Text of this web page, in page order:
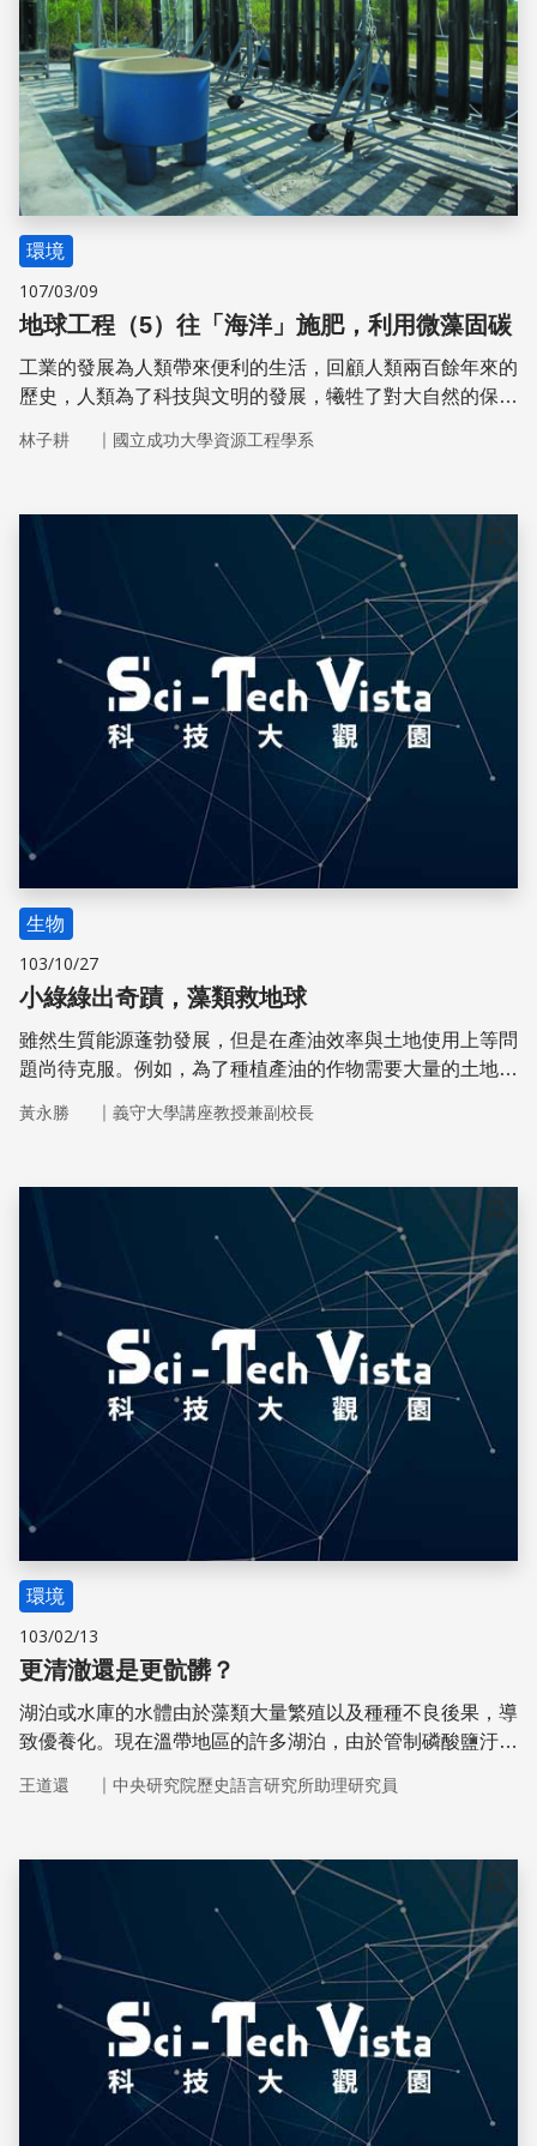
環境
107/03/09
地球工程（5）往「海洋」施肥，利用微藻固碳
工業的發展為人類帶來便利的生活，回顧人類兩百餘年來的
歷史，人類為了科技與文明的發展，犧牲了對大自然的保
利，排放大量的二氧化碳進入大氣層中，造成了全球暖化。
物，包括人類的生存。同時，異常的大氣溫度也帶來了極端
氣候的災害，暴雨、旱災、森林大火接踵而至，對人民的生
命財產安全產生重大危害。目前，世界各國都致力於減少碳
排放，希望能夠挽救岌岌可危的地球。
林子耕 ｜ 國立成功大學資源工程學系
儲存
生物
103/10/27
小綠綠出奇蹟，藻類救地球
雖然生質能源蓬勃發展，但是在產油效率與土地使用上等問
題尚待克服。例如，為了種植產油的作物需要大量的土地，
必對人類生活造成重大影響。目前生質能源的新興研究多朝
量土地的使用
黃永勝 ｜ 義守大學講座教授兼副校長
儲存
環境
103/02/13
更清澈還是更骯髒？
湖泊或水庫的水體由於藻類大量繁殖以及種種不良後果，導
致優養化。現在溫帶地區的許多湖泊，由於管制磷酸鹽汙
加。
王道還 ｜ 中央研究院歷史語言研究所助理研究員
儲存